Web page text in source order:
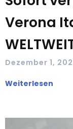
Verona
Dezember 1,
Weiterlesen